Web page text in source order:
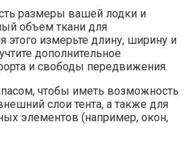
размеры вашей лодки и
объем ткани для
этого измерьте длину, ширину и
дополнительное
и свободы передвижения.
чтобы иметь возможность
слои тента, а также для
элементов (например, окон,